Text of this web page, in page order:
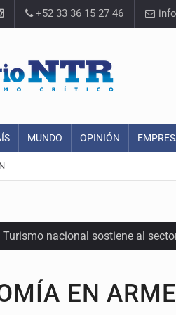
+52 33 36 15 27 46
MUNDO OPINIÓN
Turismo nacional sostiene al
México rompe su récord histórico
EN